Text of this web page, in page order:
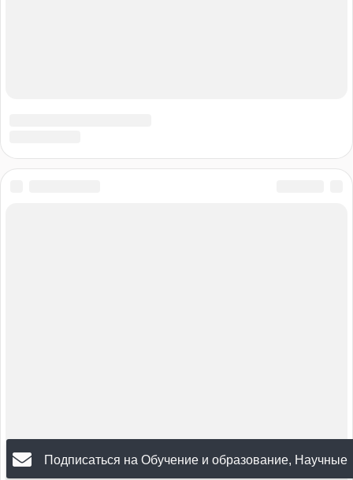
Подписаться на Обучение и образование, Научные